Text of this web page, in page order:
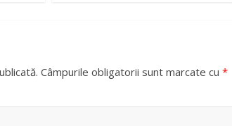
Câmpurile obligatorii sunt marcate cu *